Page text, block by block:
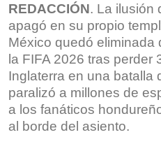
REDACCIÓN. La ilusión
apagó en su propio
México quedó eliminada
la FIFA 2026 tras perder
Inglaterra en una batalla
paralizó a millones de
a los fanáticos
al borde del asiento.